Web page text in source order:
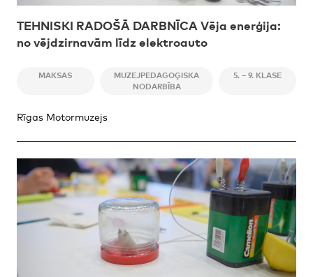
TEHNISKI RADOŠĀ DARBNĪCA Vēja enerģija:
no vējdzirnavām līdz elektroauto
MAKSAS
MUZEJPEDAGOĢISKA
NODARBĪBA
5. – 9. KLASE
Rīgas Motormuzejs